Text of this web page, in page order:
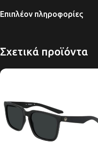
Επιπλέον πληροφορίες
Σχετικά προϊόντα